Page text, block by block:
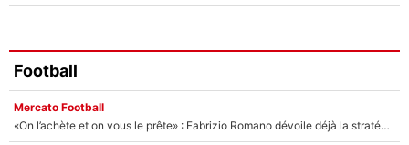
Football
Mercato Football
«On l’achète et on vous le prête» : Fabrizio Romano dévoile déjà la stratégie du PSG avec le transfert de Zion Suzuki !